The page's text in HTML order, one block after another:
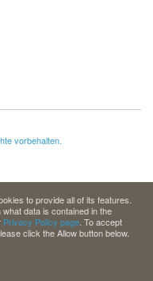
vorbehalten.
to provide all of its features.
data is contained in the
Privacy Policy page . To accept
click the Allow button below.